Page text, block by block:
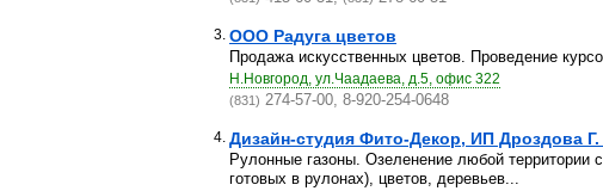
3. ООО Радуга цветов
Продажа искусственных цветов. Проведение
Н.Новгород, ул.Чаадаева, д.5, офис 322
(831) 274-57-00, 8-920-254-0648
4. Дизайн-студия Фито-Декор, ИП Дроздова
Рулонные газоны. Озеленение любой территории
готовых в рулонах), цветов, деревьев...